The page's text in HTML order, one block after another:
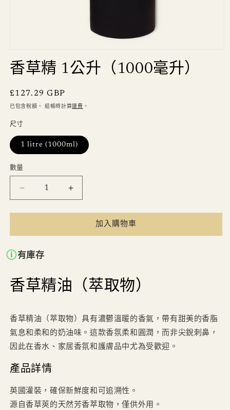
香草精 1公升（1000毫升）
定
價
£127.29 GBP
已包含稅額。 結帳時計算運費 。
尺寸
1 litre (1000ml)
數
數量
升
毫
數
量
減
少
毫
數
量
增
加
加入購物車
有庫存
香草精油（萃取物）
香草精油（萃取物）具有濃鬱溫暖的香氣，帶有甜美的香脂
氣息和柔和的奶油味。這款香氛柔和圓潤，而非尖銳刺鼻，
因此在香水、家居香氛和護膚品中尤為受歡迎。
產品詳情
英國灌裝，確保新鮮度和可追溯性。
源自香草莢的天然芳香萃取物，僅供外用。